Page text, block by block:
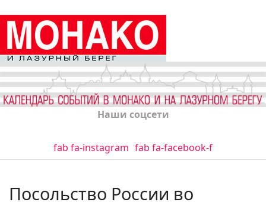
Наши соцсети
fab fa-instagram fab fa-facebook-f
Посольство России во